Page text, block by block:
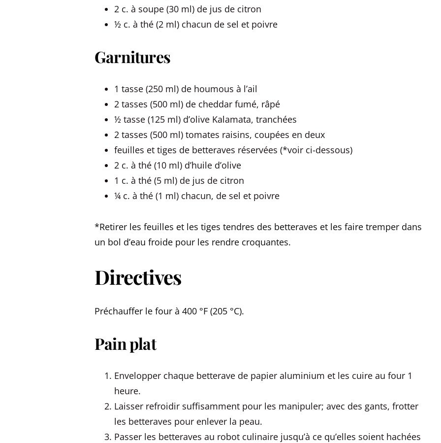
2 c. à soupe (30 ml) de jus de citron
½ c. à thé (2 ml) chacun de sel et poivre
Garnitures
1 tasse (250 ml) de houmous à l’ail
2 tasses (500 ml) de cheddar fumé, râpé
½ tasse (125 ml) d’olive Kalamata, tranchées
2 tasses (500 ml) tomates raisins, coupées en deux
feuilles et tiges de betteraves réservées (*voir ci-dessous)
2 c. à thé (10 ml) d’huile d’olive
1 c. à thé (5 ml) de jus de citron
¼ c. à thé (1 ml) chacun, de sel et poivre
*Retirer les feuilles et les tiges tendres des betteraves et les faire tremper dans
un bol d’eau froide pour les rendre croquantes.
Directives
Préchauffer le four à 400 °F (205 °C).
Pain plat
Envelopper chaque betterave de papier aluminium et les cuire au four 1
heure.
Laisser refroidir suffisamment pour les manipuler; avec des gants, frotter
les betteraves pour enlever la peau.
Passer les betteraves au robot culinaire jusqu’à ce qu’elles soient hachées